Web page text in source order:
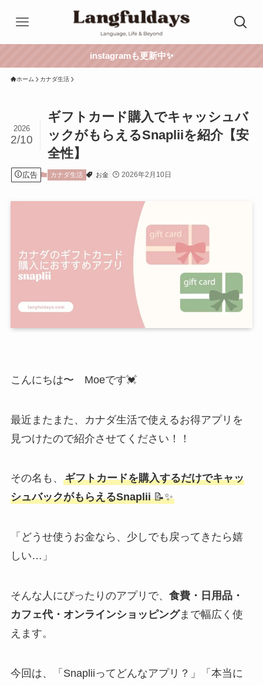
instagramも更新中✨
ホーム カナダ生活
ギフトカード購入でキャッシュバ
ックがもらえるSnapliiを紹介【安
全性】
2026
2/10
広告 カナダ生活 お金 2026年2月10日
こんにちは〜 Moeです💓
最近またまた、カナダ生活で使えるお得アプリを
見つけたので紹介させてください！！
その名も、 ギフトカードを購入するだけでキャッ
シュバックがもらえるSnaplii📝✨
「どうせ使うお金なら、少しでも戻ってきたら嬉
しい…」
そんな人にぴったりのアプリで、 食費・日用品・
カフェ代・オンラインショッピングまで幅広く使
えます。
今回は、「Snapliiってどんなアプリ？」「本当に